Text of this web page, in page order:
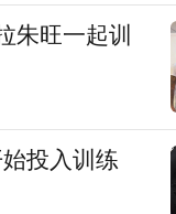
朱旺一起训
投入训练